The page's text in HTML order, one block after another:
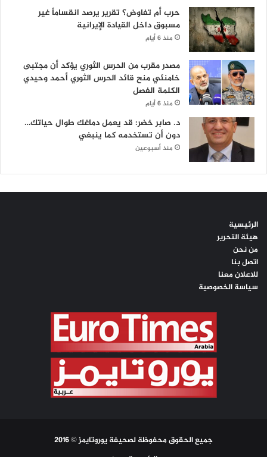
حرب أم تفاوض؟ تقرير يرصد انقساماً غير
مسبوق داخل القيادة الإيرانية
منذ 6 أيام
مصدر مقرب من الحرس الثوري يؤكد أن مجتبى
خامنئي منح قائد الحرس الثوري أحمد وحيدي
الكلمة الفصل
منذ 6 أيام
د. صابر خضر: قد يعمل دماغك طوال حياتك…
دون أن تستخدمه كما ينبغي
منذ أسبوعين
الرئيسية
هيئة التحرير
من نحن
اتصل بنا
للاعلان معنا
سياسة الخصوصية
جميع الحقوق محفوظة لصحيفة يوروتايمز © 2016